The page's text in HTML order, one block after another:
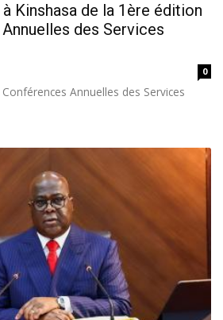
Kinshasa de la 1ère édition
des Services
0
Annuelles des Services